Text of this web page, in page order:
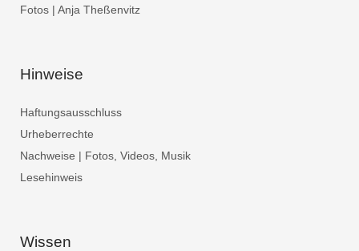
Fotos | Anja Theßenvitz
Hinweise
Haftungsausschluss
Urheberrechte
Nachweise | Fotos, Videos, Musik
Lesehinweis
Wissen